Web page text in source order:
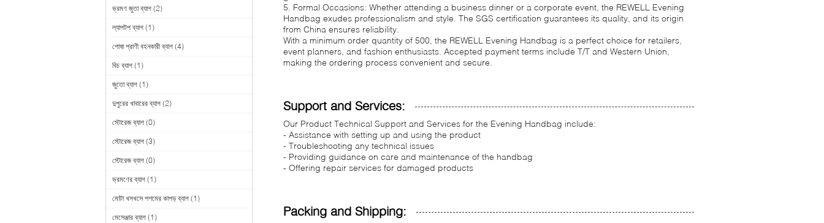
ভ্রমণ জুতা ব্যাগ (2)
ল্যাপটপ ব্যাগ (1)
পোষা প্রাণী বহনকারী ব্যাগ (4)
বিচ ব্যাগ (1)
জুতো ব্যাগ (1)
দুপুরের খাবারের ব্যাগ (2)
স্টোরেজ ব্যাগ (0)
স্টোরেজ ব্যাগ (3)
স্টোরেজ ব্যাগ (0)
ভ্রমণের ব্যাগ (1)
মোটা খসখসে পশমের কাপড় ব্যাগ (1)
মেসেঞ্জার ব্যাগ (1)
5. Formal Occasions: Whether attending a business dinner or a corporate event, the REWELL Evening
Handbag exudes professionalism and style. The SGS certification guarantees its quality, and its origin
from China ensures reliability.
With a minimum order quantity of 500, the REWELL Evening Handbag is a perfect choice for retailers,
event planners, and fashion enthusiasts. Accepted payment terms include T/T and Western Union,
making the ordering process convenient and secure.
Support and Services:
Our Product Technical Support and Services for the Evening Handbag include:
- Assistance with setting up and using the product
- Troubleshooting any technical issues
- Providing guidance on care and maintenance of the handbag
- Offering repair services for damaged products
Packing and Shipping: